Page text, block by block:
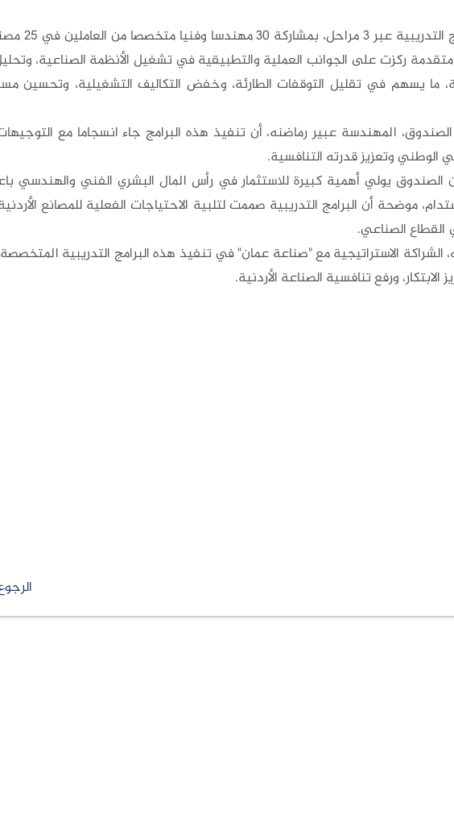
ركزت على الجوانب العملية والتطبيقية في تشغيل الأنظمة الصناعية،
ما يسهم في تقليل التوقفات الطارئة، وخفض التكاليف التشغيلية، وتحسين
المهندسة عبير رماضنه، أن تنفيذ هذه البرامج جاء انسجاما مع
الوطني وتعزيز قدرته التنافسية.
الصندوق يولي أهمية كبيرة للاستثمار في رأس المال البشري الفني والهندسي
موضحة أن البرامج التدريبية صممت لتلبية الاحتياجات الفعلية للمصانع
القطاع الصناعي.
الشراكة الاستراتيجية مع "صناعة عمان" في تنفيذ هذه البرامج التدريبية
الابتكار، ورفع تنافسية الصناعة الأردنية.